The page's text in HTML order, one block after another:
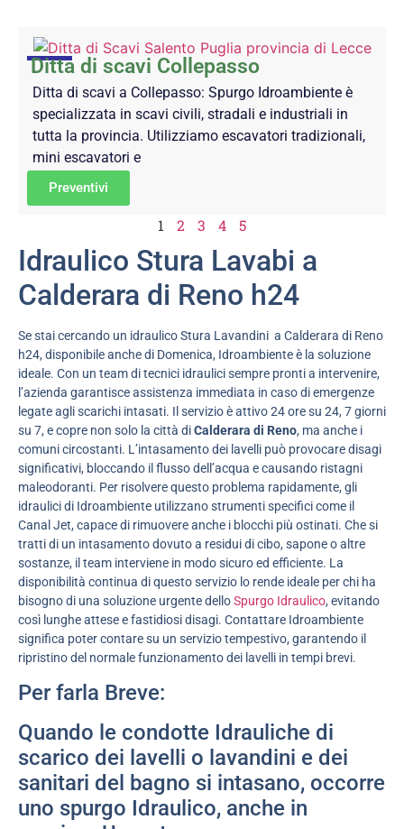
Ditta di scavi Collepasso
Ditta di scavi a Collepasso: Spurgo Idroambiente è
specializzata in scavi civili, stradali e industriali in
tutta la provincia. Utilizziamo escavatori tradizionali,
mini escavatori e
Preventivi
1 2 3 4 5
Idraulico Stura Lavabi a
Calderara di Reno h24
Se stai cercando un idraulico Stura Lavandini a Calderara di Reno
h24, disponibile anche di Domenica, Idroambiente è la soluzione
ideale. Con un team di tecnici idraulici sempre pronti a intervenire,
l’azienda garantisce assistenza immediata in caso di emergenze
legate agli scarichi intasati. Il servizio è attivo 24 ore su 24, 7 giorni
su 7, e copre non solo la città diCalderara di Reno, ma anche i
comuni circostanti. L’intasamento dei lavelli può provocare disagi
significativi, bloccando il flusso dell’acqua e causando ristagni
maleodoranti. Per risolvere questo problema rapidamente, gli
idraulici di Idroambiente utilizzano strumenti specifici come il
Canal Jet, capace di rimuovere anche i blocchi più ostinati. Che si
tratti di un intasamento dovuto a residui di cibo, sapone o altre
sostanze, il team interviene in modo sicuro ed efficiente. La
disponibilità continua di questo servizio lo rende ideale per chi ha
bisogno di una soluzione urgente delloSpurgo Idraulico, evitando
così lunghe attese e fastidiosi disagi. Contattare Idroambiente
significa poter contare su un servizio tempestivo, garantendo il
ripristino del normale funzionamento dei lavelli in tempi brevi.
Per farla Breve:
Quando le condotte Idrauliche di
scarico dei lavelli o lavandini e dei
sanitari del bagno si intasano, occorre
uno spurgo Idraulico, anche in